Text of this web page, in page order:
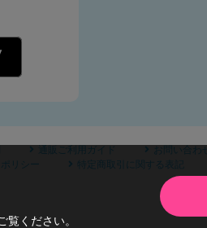
通販ご利用ガイド
お問い合わせ
ポリシー 特定商取引に関する表記
覧ください。